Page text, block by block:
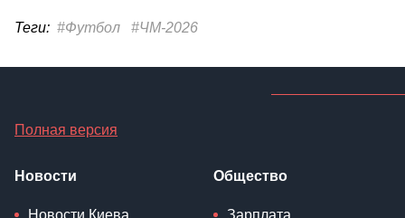
Теги: #Футбол #ЧМ-2026
Полная версия
Новости
Новости Киева
Общество
Зарплата